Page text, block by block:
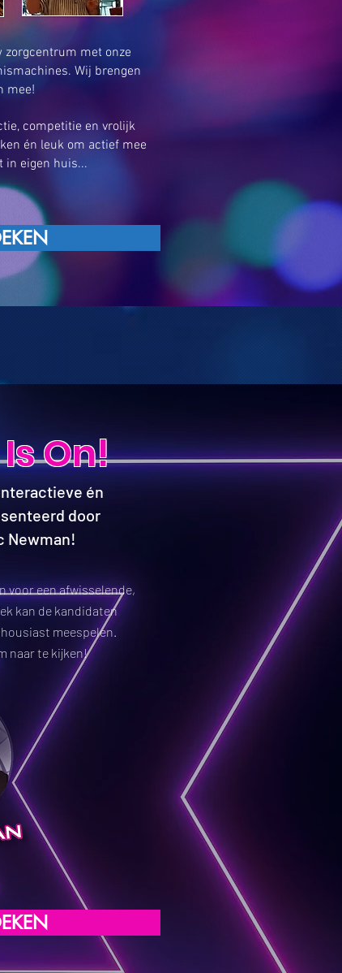
zorgcentrum met onze
Wij brengen
mee!
competitie en vrolijk
én leuk om actief mee
in eigen huis...
On!
én
door
Newman!
voor een afwisselende,
kan de kandidaten
meespelen.
naar te kijken!